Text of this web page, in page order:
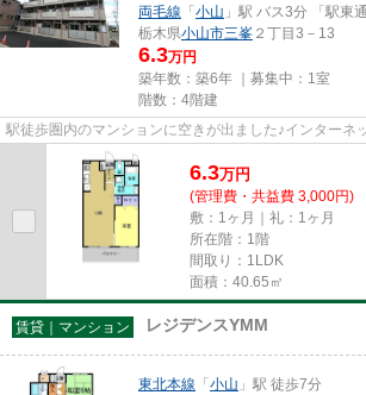
両毛線 「小山 」駅 バス3分 「駅東
栃木県小山市三峯 ２丁目3－13
6.3万円
築年数：築6年 ｜募集中： 1室
階数：4階建
駅徒歩圏内のマンションに空きが出ました♪インターネ
6.3万円
(管理費・共益費 3,000円)
敷：1ヶ月｜礼：1ヶ月
所在階：1階
間取り：1LDK
面積：40.65㎡
賃貸｜マンション レジデンスYMM
東北本線 「小山 」駅 徒歩7分